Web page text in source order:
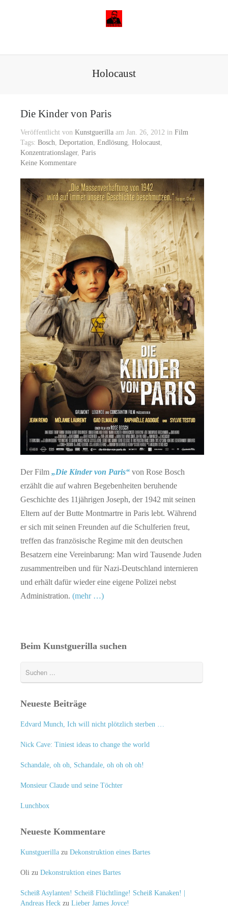
Holocaust
Die Kinder von Paris
Veröffentlicht von Kunstguerillaam Jan. 26, 2012 in Film
Tags: Bosch Deportation Endlösung Holocaust,
Konzentrationslager, Paris
Keine Kommentare
Der Film „Die Kinder von Paris“von Rose Bosch
erzählt die auf wahren Begebenheiten beruhende
Geschichte des 11jährigen Joseph, der 1942 mit seinen
Eltern auf der Butte Montmartre in Paris lebt. Während
er sich mit seinen Freunden auf die Schulferien freut,
treffen das französische Regime mit den deutschen
Besatzern eine Vereinbarung: Man wird Tausende Juden
zusammentreiben und für Nazi-Deutschland internieren
und erhält dafür wieder eine eigene Polizei nebst
Administration. (mehr …)
Beim Kunstguerilla suchen
Neueste Beiträge
Edvard Munch, Ich will nicht plötzlich sterben …
Nick Cave: Tiniest ideas to change the world
Schandale, oh oh, Schandale, oh oh oh oh!
Monsieur Claude und seine Töchter
Lunchbox
Neueste Kommentare
Kunstguerillazu Dekonstruktion eines Bartes
Oli zu Dekonstruktion eines Bartes
Scheiß Asylanten! Scheiß Flüchtlinge! Scheiß Kanaken! |
Andreas Heckzu Lieber James Joyce!